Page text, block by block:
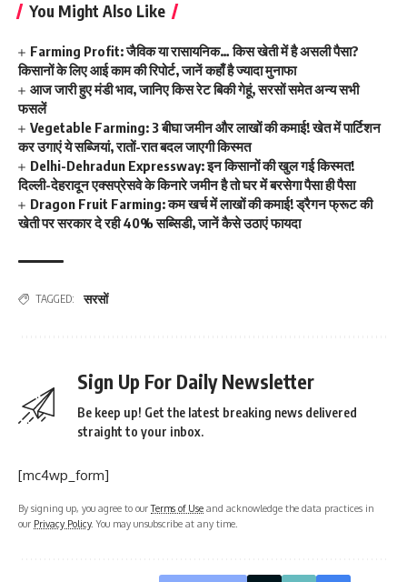
You Might Also Like
Farming Profit: जैविक या रासायनिक… किस खेती में है असली पैसा?
किसानों के लिए आई काम की रिपोर्ट, जानें कहाँ है ज्यादा मुनाफा
आज जारी हुए मंडी भाव, जानिए किस रेट बिकी गेहूं, सरसों समेत अन्य सभी
फसलें
Vegetable Farming: 3 बीघा जमीन और लाखों की कमाई! खेत में पार्टिशन
कर उगाएं ये सब्जियां, रातों-रात बदल जाएगी किस्मत
Delhi-Dehradun Expressway: इन किसानों की खुल गई किस्मत!
दिल्ली-देहरादून एक्सप्रेसवे के किनारे जमीन है तो घर में बरसेगा पैसा ही पैसा
Dragon Fruit Farming: कम खर्च में लाखों की कमाई! ड्रैगन फ्रूट की
खेती पर सरकार दे रही 40% सब्सिडी, जानें कैसे उठाएं फायदा
TAGGED: सरसों
Sign Up For Daily Newsletter
Be keep up! Get the latest breaking news delivered
straight to your inbox.
[mc4wp_form]
By signing up, you agree to ourTerms of Use and acknowledge the data practices in
our Privacy Policy. You may unsubscribe at any time.